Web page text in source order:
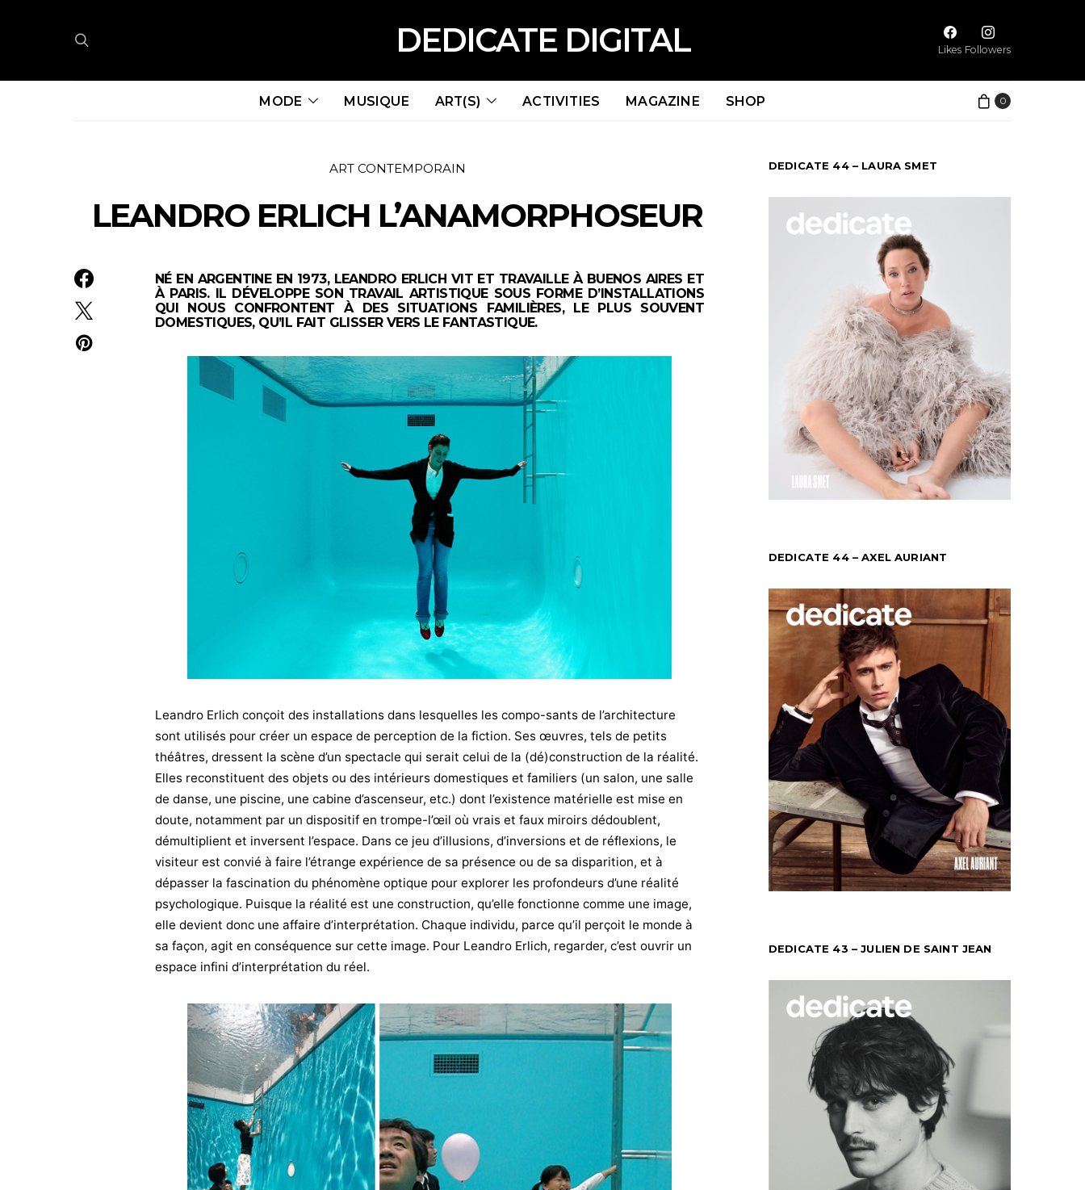
DEDICATE DIGITAL Likes Followers
MODE MUSIQUE ART(S) ACTIVITIES MAGAZINE SHOP 0
ART CONTEMPORAIN
LEANDRO ERLICH L’ANAMORPHOSEUR
NÉ EN ARGENTINE EN 1973, LEANDRO ERLICH VIT ET TRAVAILLE À BUENOS AIRES ET
À PARIS. IL DÉVELOPPE SON TRAVAIL ARTISTIQUE SOUS FORME D’INSTALLATIONS
QUI NOUS CONFRONTENT À DES SITUATIONS FAMILIÈRES, LE PLUS SOUVENT
DOMESTIQUES, QU’IL FAIT GLISSER VERS LE FANTASTIQUE.
Leandro Erlich conçoit des installations dans lesquelles les compo-sants de l’architecture
sont utilisés pour créer un espace de perception de la fiction. Ses œuvres, tels de petits
théâtres, dressent la scène d’un spectacle qui serait celui de la (dé)construction de la réalité.
Elles reconstituent des objets ou des intérieurs domestiques et familiers (un salon, une salle
de danse, une piscine, une cabine d’ascenseur, etc.) dont l’existence matérielle est mise en
doute, notamment par un dispositif en trompe-l’œil où vrais et faux miroirs dédoublent,
démultiplient et inversent l’espace. Dans ce jeu d’illusions, d’inversions et de réflexions, le
visiteur est convié à faire l’étrange expérience de sa présence ou de sa disparition, et à
dépasser la fascination du phénomène optique pour explorer les profondeurs d’une réalité
psychologique. Puisque la réalité est une construction, qu’elle fonctionne comme une image,
elle devient donc une affaire d’interprétation. Chaque individu, parce qu’il perçoit le monde à
sa façon, agit en conséquence sur cette image. Pour Leandro Erlich, regarder, c’est ouvrir un
espace infini d’interprétation du réel.
DEDICATE 44 – LAURA SMET
DEDICATE 44 – AXEL AURIANT
DEDICATE 43 – JULIEN DE SAINT JEAN